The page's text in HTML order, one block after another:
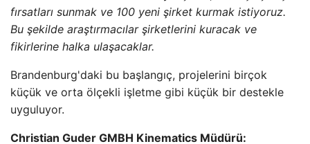
fırsatları sunmak ve 100 yeni şirket kurmak istiyoruz.
Bu şekilde araştırmacılar şirketlerini kuracak ve
fikirlerine halka ulaşacaklar.
Brandenburg'daki bu başlangıç, projelerini birçok
küçük ve orta ölçekli işletme gibi küçük bir destekle
uyguluyor.
Christian Guder GMBH Kinematics Müdürü: